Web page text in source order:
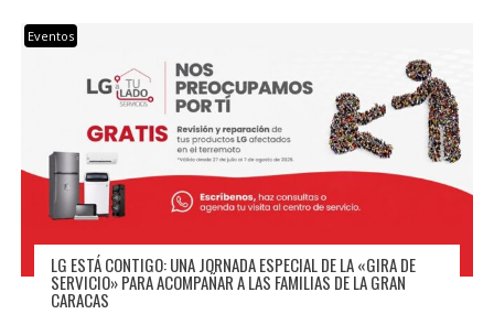
Eventos
LG ESTÁ CONTIGO: UNA JORNADA ESPECIAL DE LA «GIRA DE
SERVICIO» PARA ACOMPAÑAR A LAS FAMILIAS DE LA GRAN
CARACAS